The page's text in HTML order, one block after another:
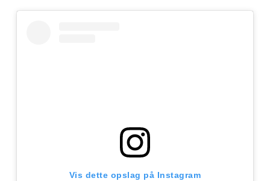
Vis dette opslag på Instagram